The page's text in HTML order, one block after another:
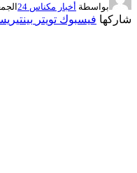
بواسطة أخبار مكناس 24 الجمعة، 17
شاركها فيسبوك تويتر